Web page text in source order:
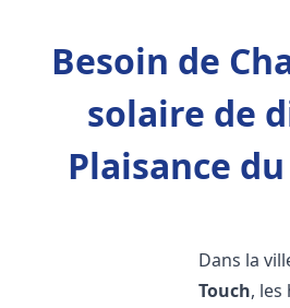
Besoin de
solaire de
Plaisance
Dans la
Touch, les